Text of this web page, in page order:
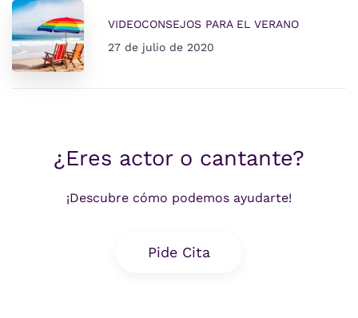
VIDEOCONSEJOS PARA EL VERANO
27 de julio de 2020
¿Eres actor o cantante?
¡Descubre cómo podemos ayudarte!
Pide Cita